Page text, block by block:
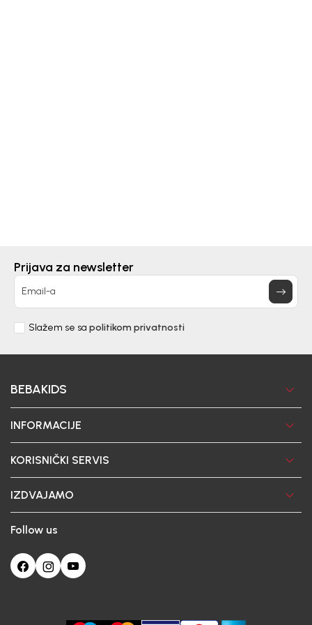
DODAJ U KORPU
Prijava za newsletter
Email-a
Slažem se sa politikom privatnosti
BEBAKIDS
INFORMACIJE
KORISNIČKI SERVIS
IZDVAJAMO
Follow us